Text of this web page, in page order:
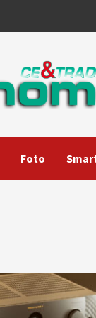
Foto